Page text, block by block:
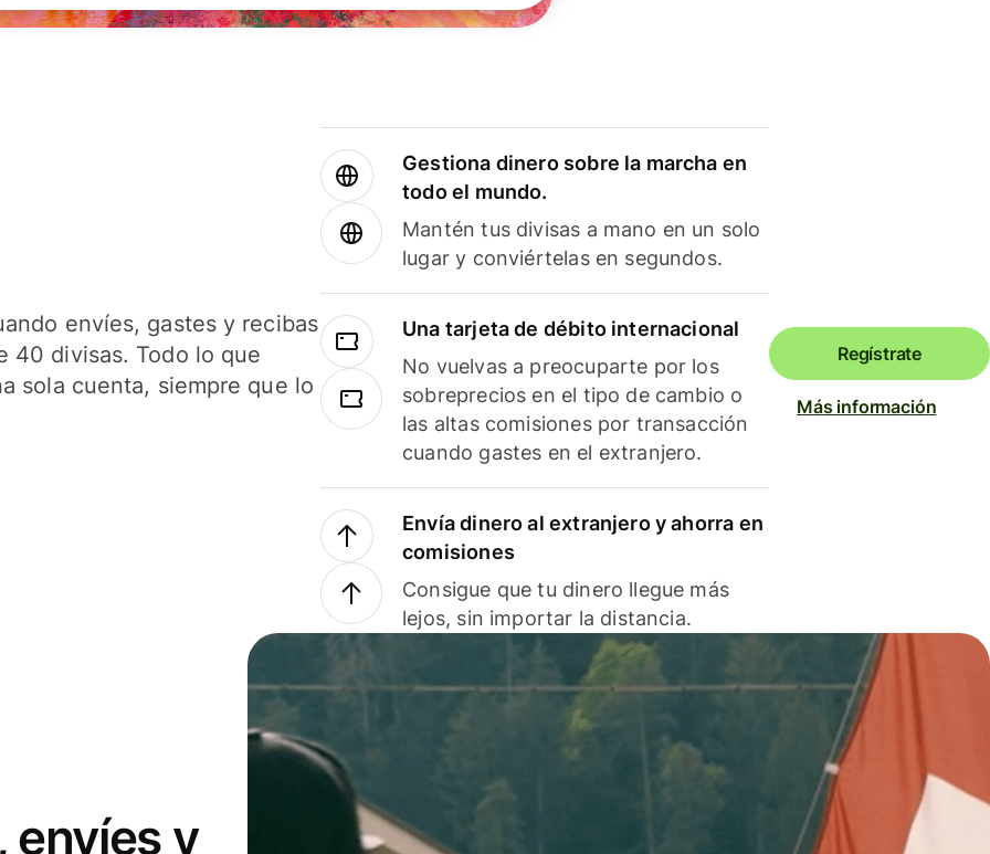
envíes, gastes y recibas
40 divisas. Todo lo que
sola cuenta, siempre que lo
Gestiona dinero sobre la marcha en
todo el mundo.
Mantén tus divisas a mano en un solo
lugar y conviértelas en segundos.
Una tarjeta de débito internacional
No vuelvas a preocuparte por los
sobreprecios en el tipo de cambio o
las altas comisiones por transacción
cuando gastes en el extranjero.
Envía dinero al extranjero y ahorra en
comisiones
Consigue que tu dinero llegue más
lejos, sin importar la distancia.
Regístrate
Más información
envíes y